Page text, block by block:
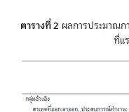
ตารางที่ 2 ผลการประมาณ
ที่แ